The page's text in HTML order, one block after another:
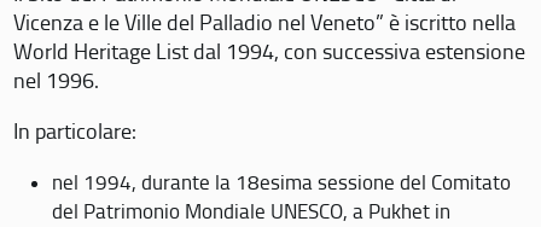
Vicenza e le Ville del Palladio nel Veneto” è iscritto nella
World Heritage List dal 1994, con successiva estensione
nel 1996.
In particolare:
nel 1994, durante la 18esima sessione del Comitato
del Patrimonio Mondiale UNESCO, a Pukhet in